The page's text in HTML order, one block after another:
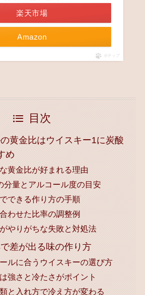
Amazon
楽天市場
ポチップ
目次
黄金比はウイスキー1に炭酸
め
黄金比が好まれる理由
分量とアルコール度の目安
できる作り方の手順
わせた比率の調整例
やりがちな失敗と対処法
差が出る味の作り方
ルに合うウイスキーの選び方
強さと冷たさがポイント
と入れ方で冷え方が変わる